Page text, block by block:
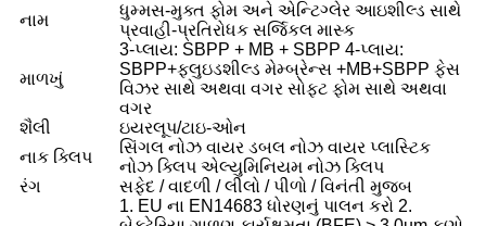
નામ
ધુમ્મસ-મુક્ત ફોમ અને એન્ટિગ્લેર આઇશીલ્ડ સાથે
પ્રવાહી-પ્રતિરોધક સર્જિકલ માસ્ક
માળખું
3-પ્લાય: SBPP + MB + SBPP 4-પ્લાય:
SBPP+ફ્લુઇડશીલ્ડ મેમ્બ્રેન્સ +MB+SBPP ફેસ
વિઝર સાથે અથવા વગર સોફ્ટ ફોમ સાથે અથવા
વગર
શૈલી
ઇયરલૂપ/ટાઇ-ઓન
નાક ક્લિપ
સિંગલ નોઝ વાયર ડબલ નોઝ વાયર પ્લાસ્ટિક
નોઝ ક્લિપ એલ્યુમિનિયમ નોઝ ક્લિપ
રંગ
સફેદ / વાદળી / લીલો / પીળો / વિનંતી મુજબ
1. EU ના EN14683 ધોરણનું પાલન કરો 2.